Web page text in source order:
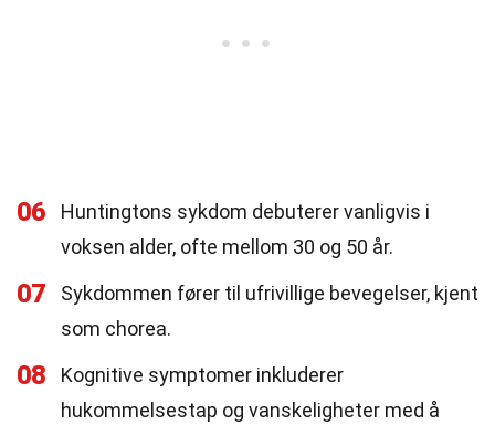
06
Huntingtons sykdom debuterer vanligvis i
voksen alder, ofte mellom 30 og 50 år.
07
Sykdommen fører til ufrivillige bevegelser, kjent
som chorea.
08
Kognitive symptomer inkluderer
hukommelsestap og vanskeligheter med å